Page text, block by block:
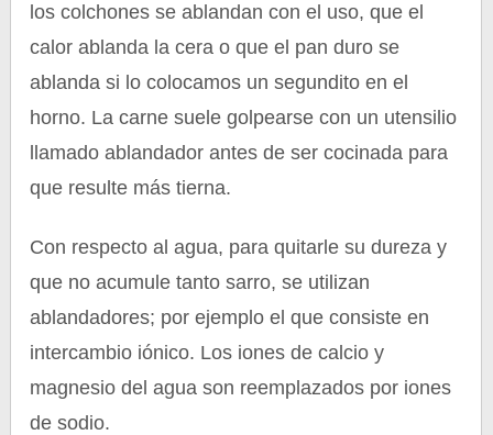
los colchones se ablandan con el uso, que el
calor ablanda la cera o que el pan duro se
ablanda si lo colocamos un segundito en el
horno. La carne suele golpearse con un utensilio
llamado ablandador antes de ser cocinada para
que resulte más tierna.
Con respecto al agua, para quitarle su dureza y
que no acumule tanto sarro, se utilizan
ablandadores; por ejemplo el que consiste en
intercambio iónico. Los iones de calcio y
magnesio del agua son reemplazados por iones
de sodio.